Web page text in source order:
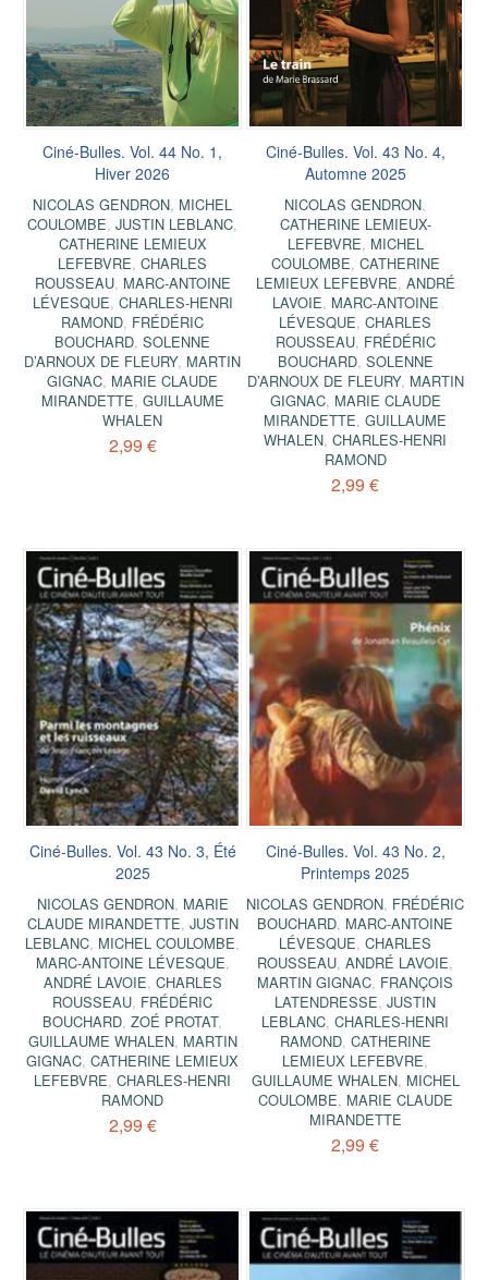
Ciné-Bulles. Vol. 44 No. 1,
Hiver 2026
NICOLAS GENDRON, MICHEL
COULOMBE,JUSTIN LEBLANC,
CATHERINE LEMIEUX
LEFEBVRE,CHARLES
ROUSSEAU, MARC-ANTOINE
LÉVESQUE, CHARLES-HENRI
RAMOND, FRÉDÉRIC
BOUCHARD,SOLENNE
D’ARNOUX DE FLEURY, MARTIN
GIGNAC, MARIE CLAUDE
MIRANDETTE, GUILLAUME
WHALEN
2,99 €
Ciné-Bulles. Vol. 43 No. 4,
Automne 2025
NICOLAS GENDRON,
CATHERINE LEMIEUX-
LEFEBVRE, MICHEL
COULOMBE, CATHERINE
LEMIEUX LEFEBVRE, ANDRÉ
LAVOIE, MARC-ANTOINE
LÉVESQUE,CHARLES
ROUSSEAU, FRÉDÉRIC
BOUCHARD, SOLENNE
D’ARNOUX DE FLEURY, MARTIN
GIGNAC, MARIE CLAUDE
MIRANDETTE,GUILLAUME
WHALEN,CHARLES-HENRI
RAMOND
2,99 €
Ciné-Bulles. Vol. 43 No. 3, Été
2025
NICOLAS GENDRON, MARIE
CLAUDE MIRANDETTE, JUSTIN
LEBLANC, MICHEL COULOMBE,
MARC-ANTOINE LÉVESQUE,
ANDRÉ LAVOIE, CHARLES
ROUSSEAU, FRÉDÉRIC
BOUCHARD,ZOÉ PROTAT,
GUILLAUME WHALEN, MARTIN
GIGNAC,CATHERINE LEMIEUX
LEFEBVRE,CHARLES-HENRI
RAMOND
2,99 €
Ciné-Bulles. Vol. 43 No. 2,
Printemps 2025
NICOLAS GENDRON, FRÉDÉRIC
BOUCHARD, MARC-ANTOINE
LÉVESQUE,CHARLES
ROUSSEAU,ANDRÉ LAVOIE,
MARTIN GIGNAC, FRANÇOIS
LATENDRESSE,JUSTIN
LEBLANC,CHARLES-HENRI
RAMOND, CATHERINE
LEMIEUX LEFEBVRE,
GUILLAUME WHALEN, MICHEL
COULOMBE, MARIE CLAUDE
MIRANDETTE
2,99 €